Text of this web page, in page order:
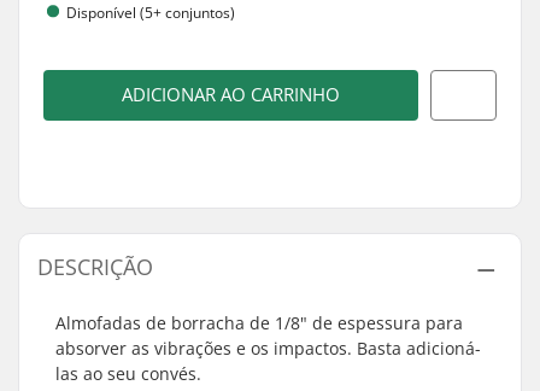
Disponível (5+ conjuntos)
ADICIONAR AO CARRINHO
DESCRIÇÃO
Almofadas de borracha de 1/8" de espessura para
absorver as vibrações e os impactos. Basta adicioná-
las ao seu convés.